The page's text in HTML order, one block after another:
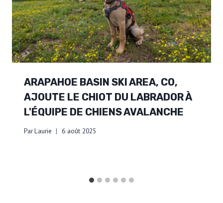
ARAPAHOE BASIN SKI AREA, CO,
AJOUTE LE CHIOT DU LABRADOR À
L'ÉQUIPE DE CHIENS AVALANCHE
ParLaurie 6 août 2025